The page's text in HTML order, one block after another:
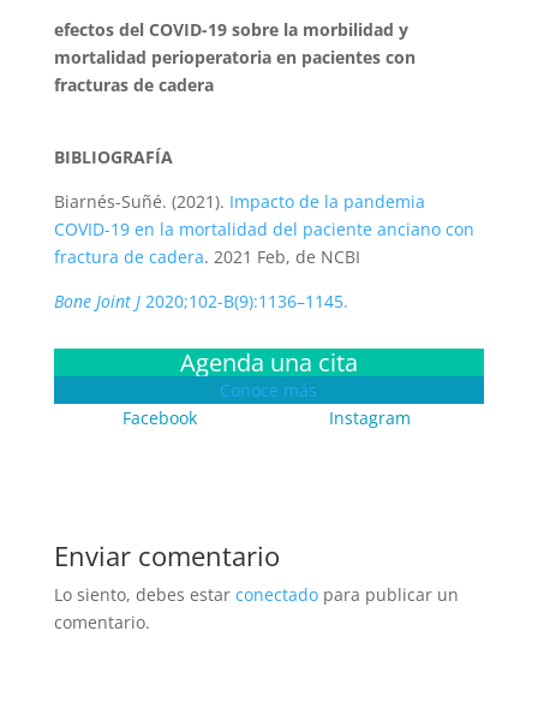
efectos del COVID-19 sobre la morbilidad y
mortalidad perioperatoria en pacientes con
fracturas de cadera
BIBLIOGRAFÍA
Biarnés-Suñé. (2021). Impacto de la pandemia
COVID-19 en la mortalidad del paciente anciano con
fractura de cadera. 2021 Feb, de NCBI
Bone Joint J2020;102-B(9):1136–1145.
Agenda una cita
Conoce más
Facebook
Instagram
Enviar comentario
Lo siento, debes estar conectadopara publicar un
comentario.